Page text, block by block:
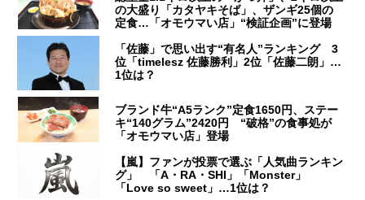
の大盛り「カタヤキそば」、ザンギ25個の
定食…「オモウマい店」“検証企画”に登場
「佐藤」で思い出す“有名人”ランキング 3
位「timelesz 佐藤勝利」2位「佐藤二朗」…
1位は？
ブランド牛“A5ランク”定食1650円、ステー
キ“140グラム”2420円 “破格”の食事処が
「オモウマい店」登場
【嵐】ファンが投票で選ぶ「人気曲ランキン
グ」 「A・RA・SHI」「Monster」
「Love so sweet」…1位は？